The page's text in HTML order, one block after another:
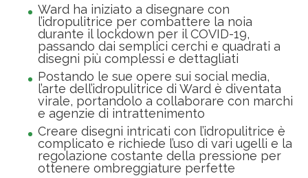
Ward ha iniziato a disegnare con
l’idropulitrice per combattere la noia
durante il lockdown per il COVID-19,
passando dai semplici cerchi e quadrati a
disegni più complessi e dettagliati
Postando le sue opere sui social media,
l’arte dell’idropulitrice di Ward è diventata
virale, portandolo a collaborare con marchi
e agenzie di intrattenimento
Creare disegni intricati con l’idropulitrice è
complicato e richiede l’uso di vari ugelli e la
regolazione costante della pressione per
ottenere ombreggiature perfette